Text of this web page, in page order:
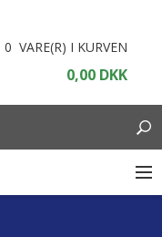
0 VARE(R) I KURVEN
0,00 DKK